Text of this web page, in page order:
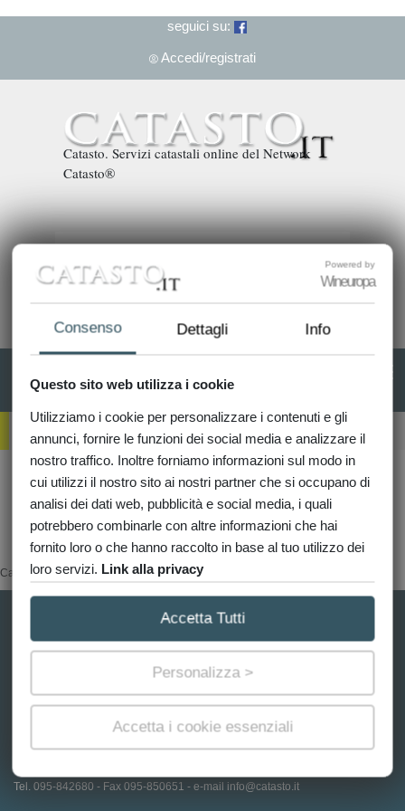
seguici su:
Accedi/registrati
Catasto. Servizi catastali online del Network
Catasto®
RIchieste
Non hai richieste in corso
PREGIUDIZIEVOLI
Categoria senza articoli
Catasto ®. Non è affiliato né collegato all'Agenzia delle Entrate o a uffici
telematica per farti ottenere documenti e visure in modo rapido,
semplice e senza code, ottimizzando i tempi della burocrazia.
Tel. 095-842680 - Fax 095-850651 - e-mail info@catasto.it
Powered by
Wineuropa
Consenso Dettagli Info
Questo sito web utilizza i cookie
Utilizziamo i cookie per personalizzare i contenuti e gli
annunci, fornire le funzioni dei social media e analizzare il
nostro traffico. Inoltre forniamo informazioni sul modo in
cui utilizzi il nostro sito ai nostri partner che si occupano di
analisi dei dati web, pubblicità e social media, i quali
potrebbero combinarle con altre informazioni che hai
fornito loro o che hanno raccolto in base al tuo utilizzo dei
loro servizi. Link alla privacy
Accetta i cookie essenziali
Personalizza >
Accetta Tutti